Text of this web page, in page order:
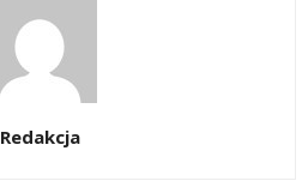
Redakcja